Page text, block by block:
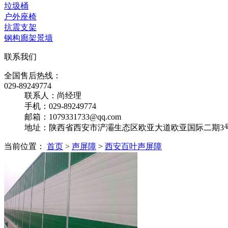
垃圾桶
户外座椅
抗震支架
钢构廊架景墙
联系我们
全国售后热线：
029-89249774
联系人：尚经理
手机：029-89249774
邮箱：1079331733@qq.com
地址：陕西省西安市浐灞生态区欧亚大道欧亚国际二期3
当前位置： 首页 > 声屏障 > 西安百叶声屏障